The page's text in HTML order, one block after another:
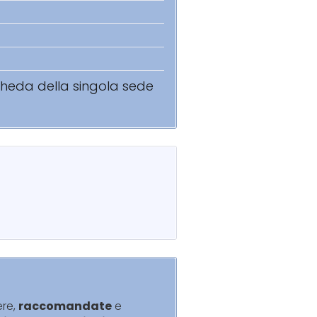
della singola sede
raccomandate e